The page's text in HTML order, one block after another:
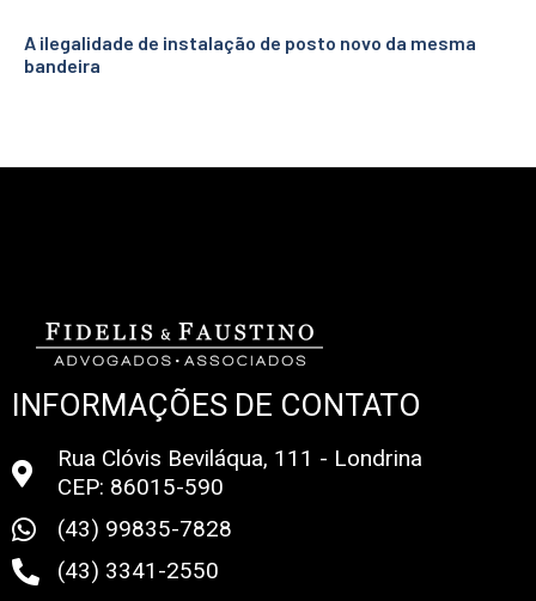
A ilegalidade de instalação de posto novo da mesma
bandeira
INFORMAÇÕES DE CONTATO
Rua Clóvis Beviláqua, 111 - Londrina
CEP: 86015-590
(43) 99835-7828
(43) 3341-2550